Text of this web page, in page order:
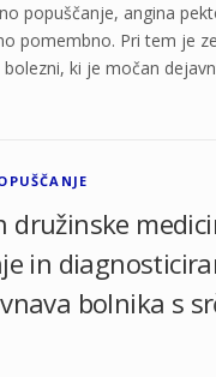
popuščanje, angina
pomembno. Pri tem je
ki je močan
družinske
in
bolnika s